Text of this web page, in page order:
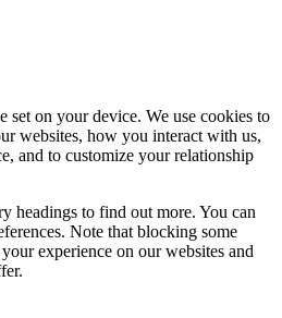
set on your device. We use cookies to
websites, how you interact with us,
and to customize your relationship
headings to find out more. You can
Note that blocking some
experience on our websites and